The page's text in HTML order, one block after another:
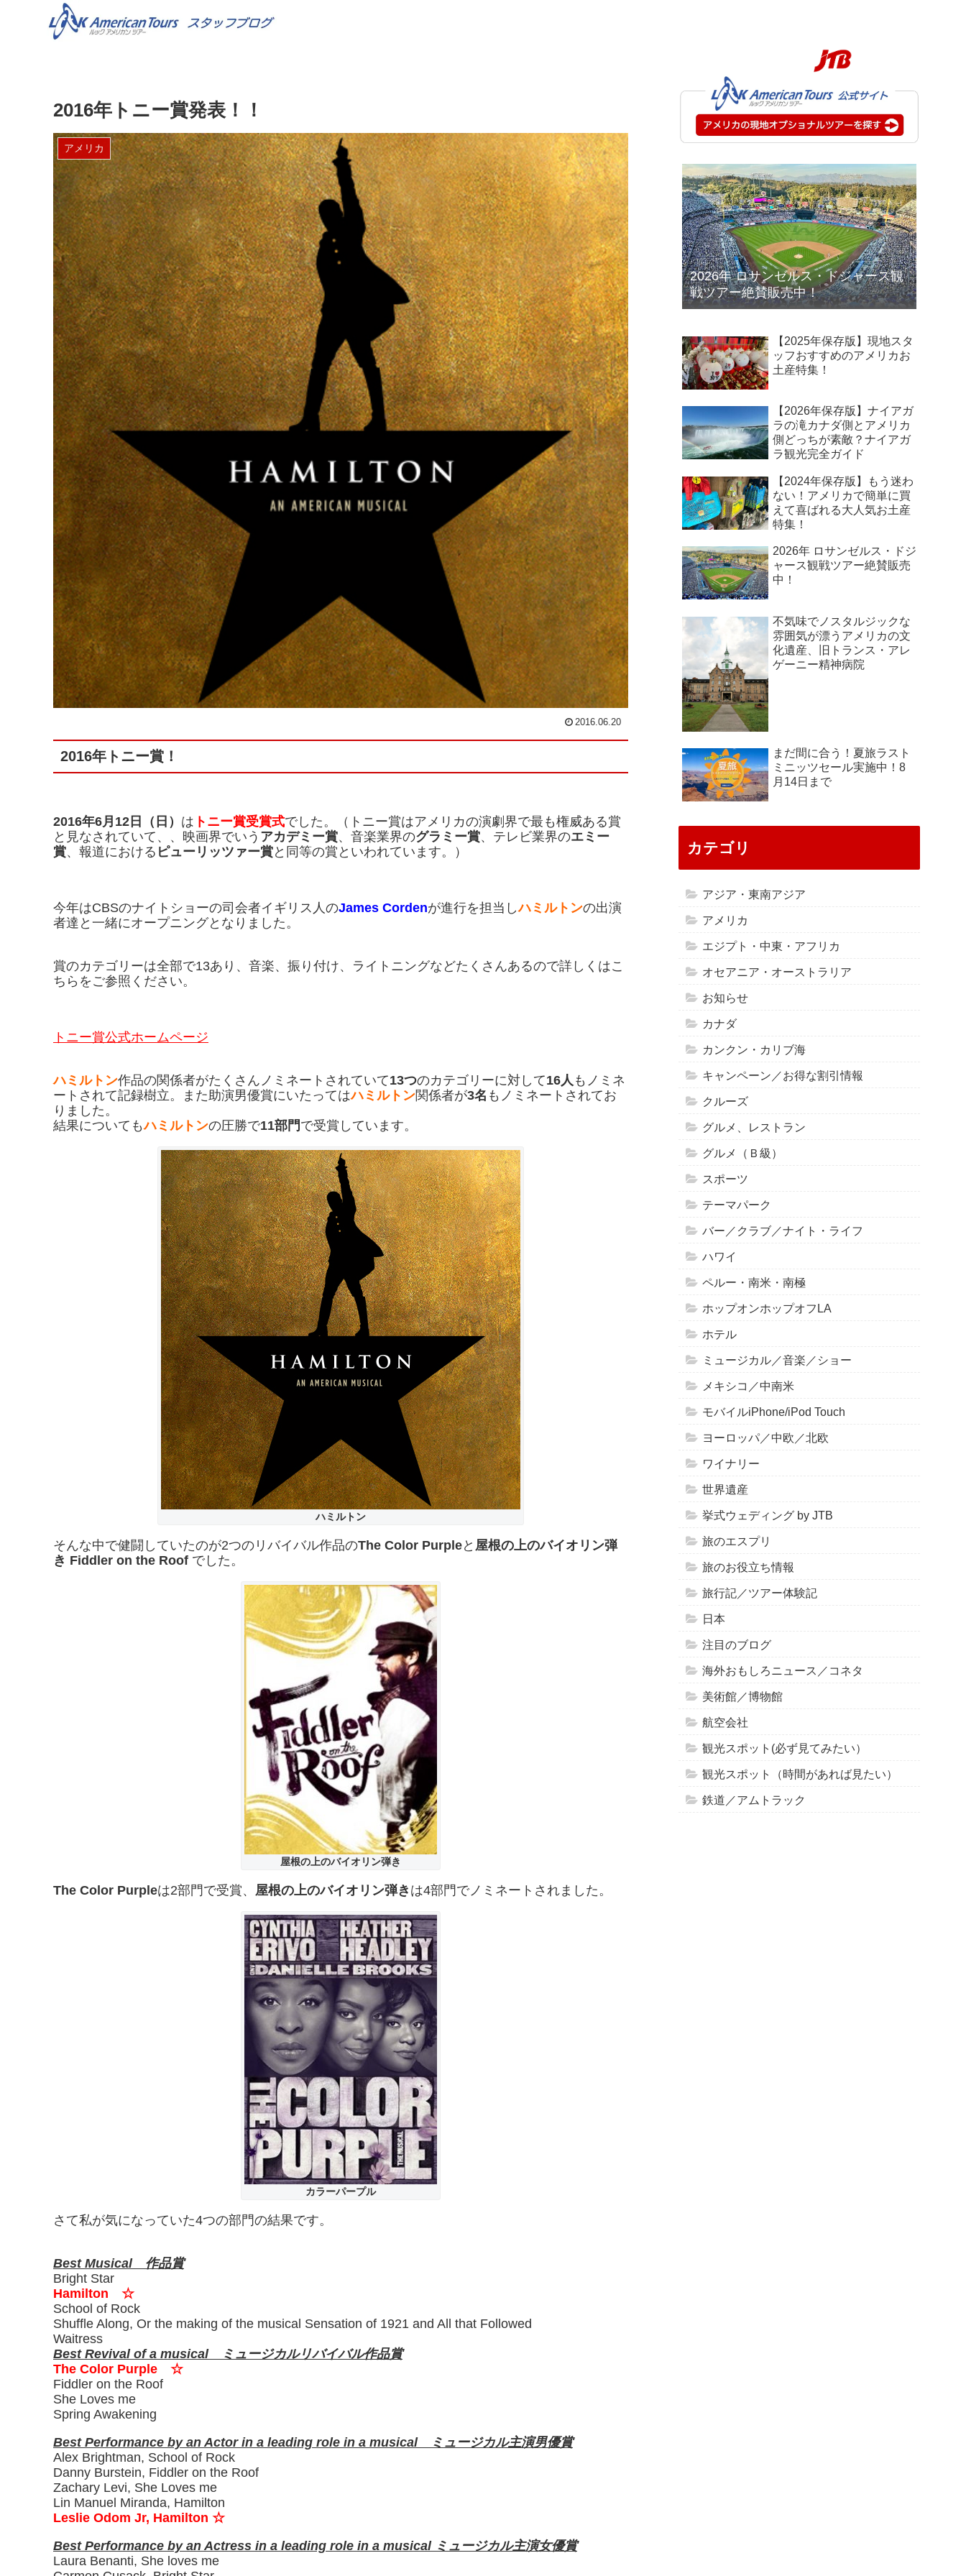
2016年トニー賞発表！！
アメリカ
2016.06.20
2016年トニー賞！
2016年6月12日（日） は トニー賞受賞式でした。（トニー賞はアメリカの演劇界で最も権威ある賞
と見なされていて、、映画界でいう アカデミー賞、音楽業界のグラミー賞、テレビ業界のエミー
賞、報道における ピューリッツァー賞と同等の賞といわれています。）
今年はCBSのナイトショーの司会者イギリス人のJames Cordenが進行を担当しハミルトンの出演
者達と一緒にオープニングとなりました。
賞のカテゴリーは全部で13あり、音楽、振り付け、ライトニングなどたくさんあるので詳しくはこ
ちらをご参照ください。
トニー賞公式ホームページ
ハミルトン作品の関係者がたくさんノミネートされていて13つのカテゴリーに対して16人 もノミネ
ートされて記録樹立。また助演男優賞にいたってはハミルトン関係者が3名 もノミネートされてお
りました。
結果についてもハミルトンの圧勝で11部門 で受賞しています。
ハミルトン
そんな中で健闘していたのが2つのリバイバル作品のThe Color Purpleと 屋根の上のバイオリン弾
き Fiddler on the Roof でした。
屋根の上のバイオリン弾き
The Color Purpleは2部門で受賞、 屋根の上のバイオリン弾き は4部門でノミネートされました。
カラーパープル
さて私が気になっていた4つの部門の結果です。
Best Musical 作品賞
Bright Star
Hamilton ☆
School of Rock
Shuffle Along, Or the making of the musical Sensation of 1921 and All that Followed
Waitress
Best Revival of a musical ミュージカルリバイバル作品賞
The Color Purple ☆
Fiddler on the Roof
She Loves me
Spring Awakening
Best Performance by an Actor in a leading role in a musical ミュージカル主演男優賞
Alex Brightman, School of Rock
Danny Burstein, Fiddler on the Roof
Zachary Levi, She Loves me
Lin Manuel Miranda, Hamilton
Leslie Odom Jr, Hamilton ☆
Best Performance by an Actress in a leading role in a musical ミュージカル主演女優賞
Laura Benanti, She loves me
2026年 ロサンゼルス・ドジャース観
戦ツアー絶賛販売中！
【2025年保存版】現地スタ
ッフおすすめのアメリカお
土産特集！
【2026年保存版】ナイアガ
ラの滝カナダ側とアメリカ
側どっちが素敵？ナイアガ
ラ観光完全ガイド
【2024年保存版】もう迷わ
ない！アメリカで簡単に買
えて喜ばれる大人気お土産
特集！
2026年 ロサンゼルス・ドジ
ャース観戦ツアー絶賛販売
中！
不気味でノスタルジックな
雰囲気が漂うアメリカの文
化遺産、旧トランス・アレ
ゲーニー精神病院
まだ間に合う！夏旅ラスト
ミニッツセール実施中！8
月14日まで
カテゴリ
アジア・東南アジア
アメリカ
エジプト・中東・アフリカ
オセアニア・オーストラリア
お知らせ
カナダ
カンクン・カリブ海
キャンペーン／お得な割引情報
クルーズ
グルメ、レストラン
グルメ（Ｂ級）
スポーツ
テーマパーク
バー／クラブ／ナイト・ライフ
ハワイ
ペルー・南米・南極
ホップオンホップオフLA
ホテル
ミュージカル／音楽／ショー
メキシコ／中南米
モバイルiPhone/iPod Touch
ヨーロッパ／中欧／北欧
ワイナリー
世界遺産
挙式ウェディング by JTB
旅のエスプリ
旅のお役立ち情報
旅行記／ツアー体験記
日本
注目のブログ
海外おもしろニュース／コネタ
美術館／博物館
航空会社
観光スポット(必ず見てみたい）
観光スポット（時間があれば見たい）
鉄道／アムトラック